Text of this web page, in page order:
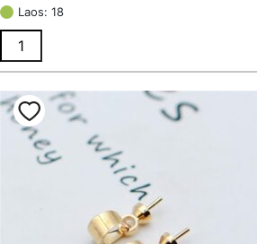
oli:
€ 0,51.
is:
€ 0,38.
Laos: 18